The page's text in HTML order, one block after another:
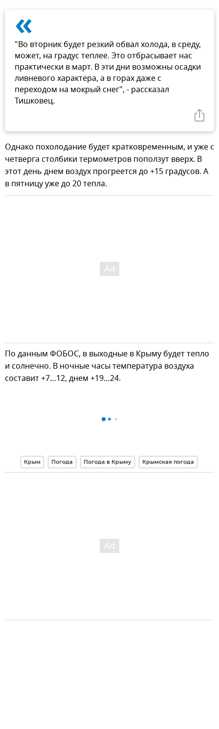
«
"Во вторник будет резкий обвал холода, в среду,
может, на градус теплее. Это отбрасывает нас
практически в март. В эти дни возможны осадки
ливневого характера, а в горах даже с
переходом на мокрый снег", - рассказал
Тишковец.
Однако похолодание будет кратковременным, и уже с
четверга столбики термометров поползут вверх. В
этот день днем воздух прогреется до +15 градусов. А
в пятницу уже до 20 тепла.
По данным ФОБОС, в выходные в Крыму будет тепло
и солнечно. В ночные часы температура воздуха
составит +7…12, днем +19…24.
Крым Погода Погода в Крыму Крымская погода